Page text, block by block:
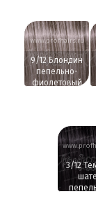
www.profhairs.ru
9/12 Блондин
пепельно-
фиолетовый
3/12